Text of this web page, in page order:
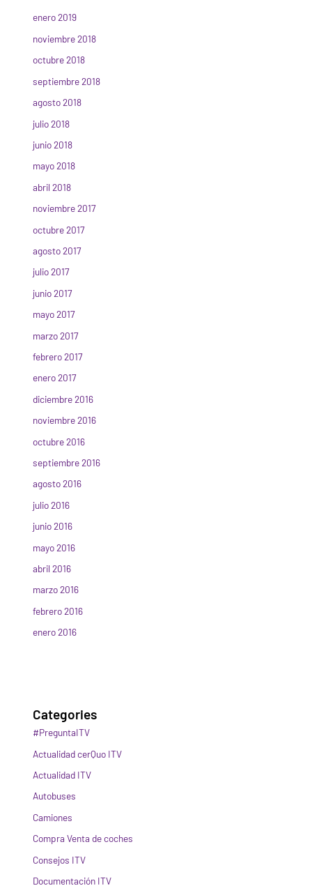
enero 2019
noviembre 2018
octubre 2018
septiembre 2018
agosto 2018
julio 2018
junio 2018
mayo 2018
abril 2018
noviembre 2017
octubre 2017
agosto 2017
julio 2017
junio 2017
mayo 2017
marzo 2017
febrero 2017
enero 2017
diciembre 2016
noviembre 2016
octubre 2016
septiembre 2016
agosto 2016
julio 2016
junio 2016
mayo 2016
abril 2016
marzo 2016
febrero 2016
enero 2016
Categories
#PreguntaITV
Actualidad cerQuo ITV
Actualidad ITV
Autobuses
Camiones
Compra Venta de coches
Consejos ITV
Documentación ITV